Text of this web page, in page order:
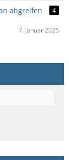
abgreifen
4
7. Januar 2025